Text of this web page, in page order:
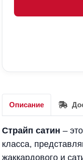
Описание
Страйп сатин –
класса,
жаккардового и